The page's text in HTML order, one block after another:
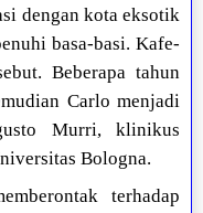
dengan kota eksotik
basa-basi. Kafe-
Beberapa tahun
Carlo menjadi
Murri, klinikus
Bologna.
terhadap